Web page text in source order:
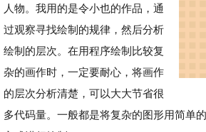
人物。我用的是令小也的作品，通
过观察寻找绘制的规律，然后分析
绘制的层次。在用程序绘制比较复
杂的画作时，一定要耐心，将画作
的层次分析清楚，可以大大节省很
多代码量。一般都是将复杂的图形用简单